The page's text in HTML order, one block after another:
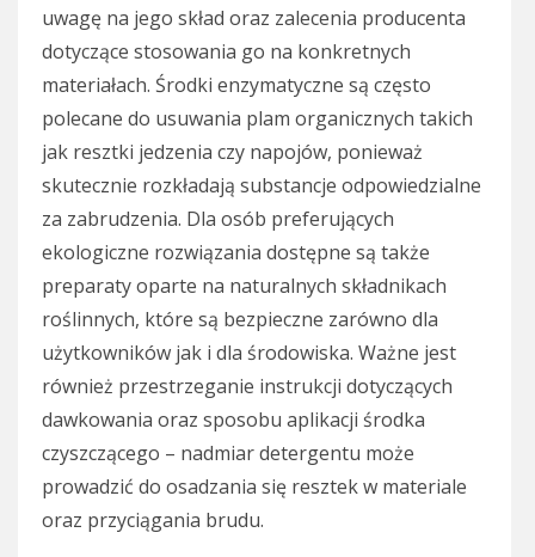
uwagę na jego skład oraz zalecenia producenta
dotyczące stosowania go na konkretnych
materiałach. Środki enzymatyczne są często
polecane do usuwania plam organicznych takich
jak resztki jedzenia czy napojów, ponieważ
skutecznie rozkładają substancje odpowiedzialne
za zabrudzenia. Dla osób preferujących
ekologiczne rozwiązania dostępne są także
preparaty oparte na naturalnych składnikach
roślinnych, które są bezpieczne zarówno dla
użytkowników jak i dla środowiska. Ważne jest
również przestrzeganie instrukcji dotyczących
dawkowania oraz sposobu aplikacji środka
czyszczącego – nadmiar detergentu może
prowadzić do osadzania się resztek w materiale
oraz przyciągania brudu.